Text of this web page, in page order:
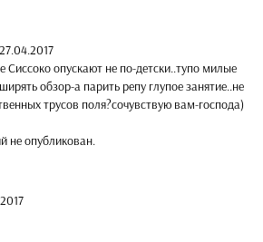
Сиссоко опускают не по-детски..тупо милые
обзор-а парить репу глупое занятие..не
трусов поля?сочувствую вам-господа)
не опубликован.